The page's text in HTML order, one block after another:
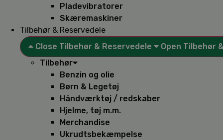
Pladevibratorer
Skæremaskiner
Tilbehør & Reservedele
Close Tilbehør & Reservedele
Open Tilbehør
Tilbehør
Benzin og olie
Børn & Legetøj
Håndværktøj / redskaber
Hjelme, tøj m.m.
Merchandise
Ukrudtsbekæmpelse